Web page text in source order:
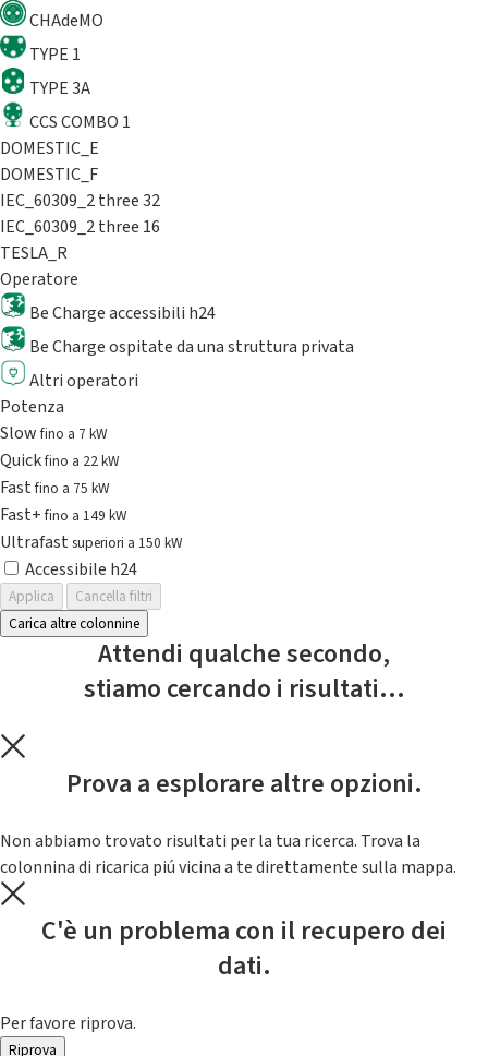
CHAdeMO
TYPE 1
TYPE 3A
CCS COMBO 1
DOMESTIC_E
DOMESTIC_F
IEC_60309_2 three 32
IEC_60309_2 three 16
TESLA_R
Operatore
Be Charge accessibili h24
Be Charge ospitate da una struttura privata
Altri operatori
Potenza
Slowfino a 7 kW
Quickfino a 22 kW
Fastfino a 75 kW
Fast+fino a 149 kW
Ultrafast superiori a 150 kW
Accessibile h24
Applica
Cancella filtri
Carica altre colonnine
Attendi qualche secondo,
stiamo cercando i risultati...
Prova a esplorare altre opzioni.
Non abbiamo trovato risultati per la tua ricerca. Trova la
colonnina di ricarica piú vicina a te direttamente sulla mappa.
C'è un problema con il recupero dei
dati.
Per favore riprova.
Riprova